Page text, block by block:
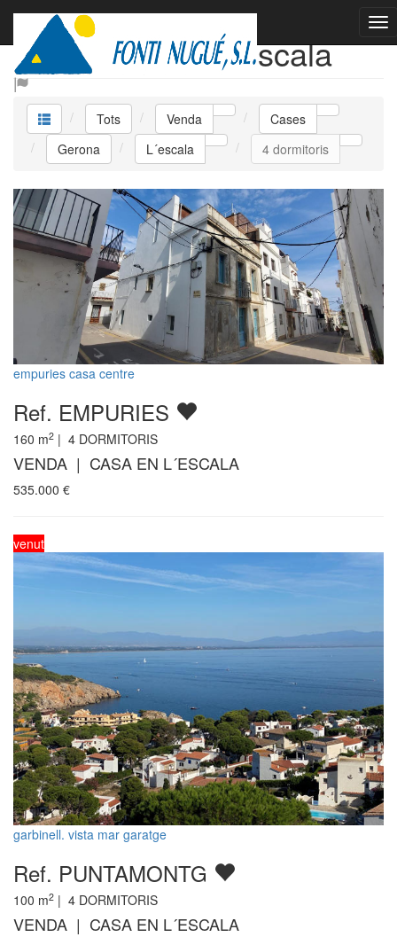
Venda Cases L´escala
Tots Venda
Cases
Gerona
L´escala 4 dormitoris
empuries casa centre
Ref. EMPURIES
160 m2 | 4 DORMITORIS
VENDA | CASA EN L´ESCALA
535.000 €
venut
garbinell. vista mar garatge
Ref. PUNTAMONTG
100 m2 | 4 DORMITORIS
VENDA | CASA EN L´ESCALA